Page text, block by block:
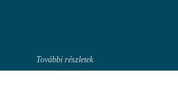
További részletek